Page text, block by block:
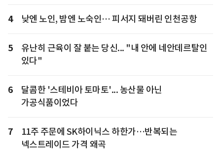
4 낮엔 노인, 밤엔 노숙인… 피서지 돼버린 인천공항
5
유난히 근육이 잘 붙는 당신... "내 안에 네안데르탈인
있다"
6
달콤한 '스테비아 토마토'... 농산물 아닌
가공식품이었다
7
11주 주문에 SK하이닉스 하한가…반복되는
넥스트레이드 가격 왜곡